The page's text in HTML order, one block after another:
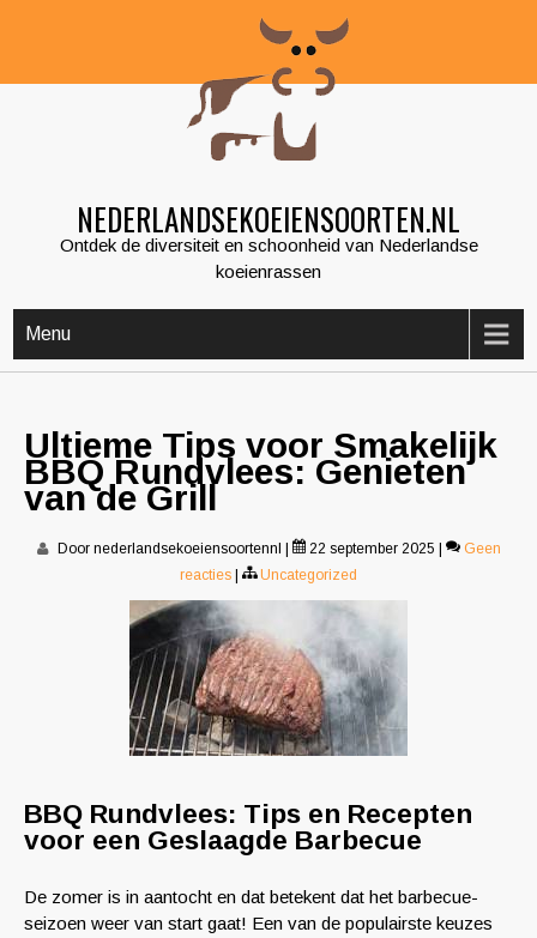
NEDERLANDSEKOEIENSOORTEN.NL
Ontdek de diversiteit en schoonheid van Nederlandse
koeienrassen
Menu
Ultieme Tips voor Smakelijk
BBQ Rundvlees: Genieten
van de Grill
Door nederlandsekoeiensoortennl 22 september 2025
Geen
reacties
Uncategorized
BBQ Rundvlees: Tips en Recepten
voor een Geslaagde Barbecue
De zomer is in aantocht en dat betekent dat het barbecue-
seizoen weer van start gaat! Een van de populairste keuzes